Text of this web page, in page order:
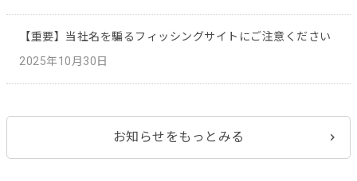
【重要】当社名を騙るフィッシングサイトにご注意ください
2025年10月30日
お知らせをもっとみる